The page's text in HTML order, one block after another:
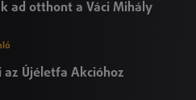
ad otthont a Váci Mihály
az Újéletfa Akcióhoz